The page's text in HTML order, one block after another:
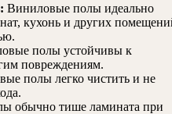
Виниловые полы идеально
кухонь и других
полы устойчивы к
повреждениям.
полы легко чистить и не
обычно тише ламината при